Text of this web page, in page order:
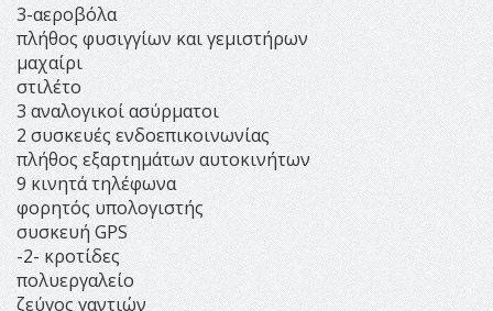
3-αεροβόλα
πλήθος φυσιγγίων και γεμιστήρων
μαχαίρι
στιλέτο
3 αναλογικοί ασύρματοι
2 συσκευές ενδοεπικοινωνίας
πλήθος εξαρτημάτων αυτοκινήτων
9 κινητά τηλέφωνα
φορητός υπολογιστής
συσκευή GPS
-2- κροτίδες
πολυεργαλείο
ζεύγος γαντιών